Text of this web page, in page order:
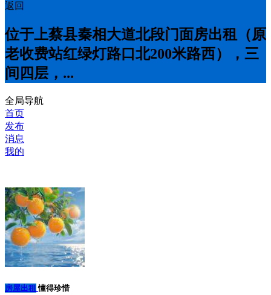
返回
位于上蔡县秦相大道北段门面房出租（原
老收费站红绿灯路口北200米路西），三
间四层，...
全局导航
首页
发布
消息
我的
房屋出租 懂得珍惜